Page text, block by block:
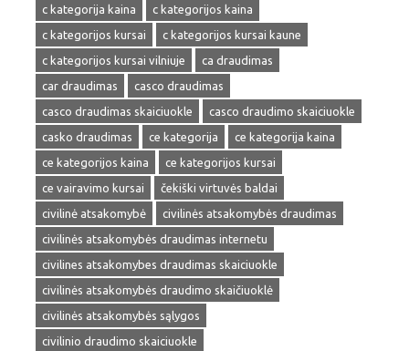
c kategorija kaina
c kategorijos kaina
c kategorijos kursai
c kategorijos kursai kaune
c kategorijos kursai vilniuje
ca draudimas
car draudimas
casco draudimas
casco draudimas skaiciuokle
casco draudimo skaiciuokle
casko draudimas
ce kategorija
ce kategorija kaina
ce kategorijos kaina
ce kategorijos kursai
ce vairavimo kursai
čekiški virtuvės baldai
civilinė atsakomybė
civilinės atsakomybės draudimas
civilinės atsakomybės draudimas internetu
civilines atsakomybes draudimas skaiciuokle
civilinės atsakomybės draudimo skaičiuoklė
civilinės atsakomybės sąlygos
civilinio draudimo skaiciuokle